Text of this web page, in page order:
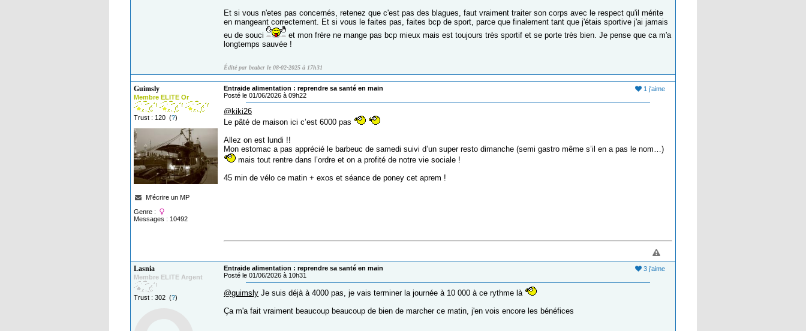
Et si vous n'etes pas concernés, retenez que c'est pas des blagues, faut vraiment traiter son corps avec le respect qu'il mérite
en mangeant correctement. Et si vous le faites pas, faites bcp de sport, parce que finalement tant que j'étais sportive j'ai jamais
eu de souci
et mon frère ne mange pas bcp mieux mais est toujours très sportif et se porte très bien. Je pense que ca m'a
longtemps sauvée !
Édité par beabcr le 08-02-2025 à 17h31
Guimsly
Membre ELITE Or
Trust : 120 (?)
M'écrire un MP
Genre :
Messages : 10492
1 j'aime
Entraide alimentation : reprendre sa santé en main
Posté le 01/06/2026 à 09h22
@kiki26
Le pâté de maison ici c’est 6000 pas
Allez on est lundi !!
Mon estomac a pas apprécié le barbeuc de samedi suivi d’un super resto dimanche (semi gastro même s’il en a pas le nom…)
mais tout rentre dans l’ordre et on a profité de notre vie sociale !
45 min de vélo ce matin + exos et séance de poney cet aprem !
Lasnia
Membre ELITE Argent
Trust : 302 (?)
3 j'aime
Entraide alimentation : reprendre sa santé en main
Posté le 01/06/2026 à 10h31
@guimsly Je suis déjà à 4000 pas, je vais terminer la journée à 10 000 à ce rythme là
Ça m'a fait vraiment beaucoup beaucoup de bien de marcher ce matin, j'en vois encore les bénéfices